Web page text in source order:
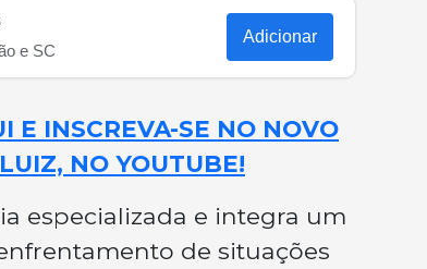
e SC
Adicionar
E INSCREVA-SE NO NOVO
NO YOUTUBE!
especializada e integra um
de situações